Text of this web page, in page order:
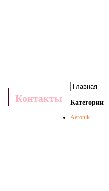
Контакты Категории
Aeronik